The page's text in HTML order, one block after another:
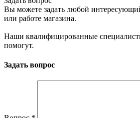
Вы можете задать любой
или работе магазина.
Наши квалифицированные
помогут.
Задать вопрос